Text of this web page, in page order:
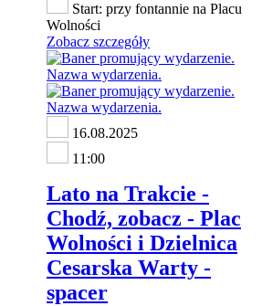
Start: przy fontannie na Placu
Wolności
Zobacz szczegóły
16.08.2025
11:00
Lato na Trakcie -
Chodź, zobacz - Plac
Wolności i Dzielnica
Cesarska Warty -
spacer